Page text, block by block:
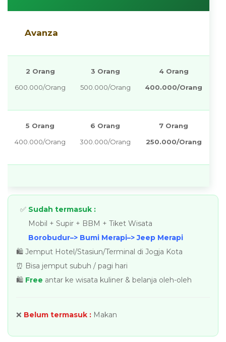
Avanza
2 Orang
600.000/Orang
3 Orang
500.000/Orang
4 Orang
400.000/Orang
5 Orang
400.000/Orang
6 Orang
300.000/Orang
7 Orang
250.000/Orang
✅ Sudah termasuk :
Mobil + Supir + BBM + Tiket Wisata
Borobudur–> Bumi Merapi–> Jeep Merapi
🛍️ Jemput Hotel/Stasiun/Terminal di Jogja Kota
⏰ Bisa jemput subuh / pagi hari
🛍️ Free antar ke wisata kuliner & belanja oleh-oleh
❌ Belum termasuk : Makan